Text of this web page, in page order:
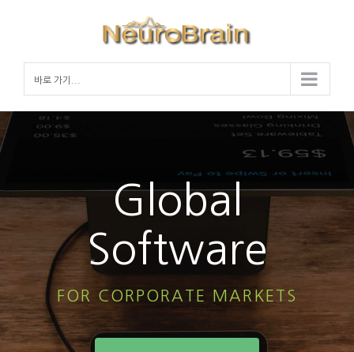
바로 가기...
Global
Software
FOR CORPORATE MARKETS